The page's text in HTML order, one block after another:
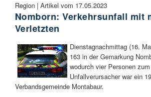
Region | Artikel vom 17.05.2023
Nomborn: Verkehrsunfall mit
Verletzten
Dienstagnachmittag (16.
163 in der Gemarkung
wodurch vier Personen
Unfallverursacher war ein
Verbandsgemeinde Montabaur.